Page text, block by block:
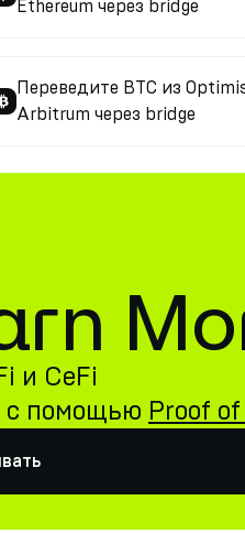
Ethereum через bridge
Переведите BTC из
Arbitrum через bridge
и CeFi
с помощью Proof